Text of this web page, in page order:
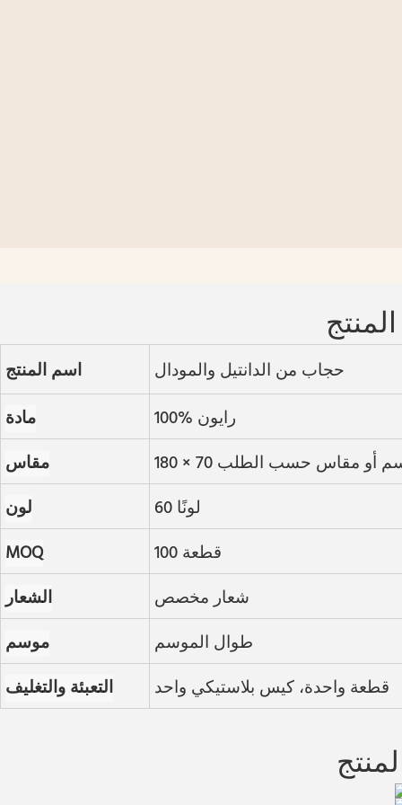
اسم المنتج
حجاب من الدانتيل والمودال
مادة
100% رايون
مقاس
× 70 سم أو مقاس حسب الطلب
لون
60 لونًا
MOQ
100 قطعة
الشعار
شعار مخصص
موسم
طوال الموسم
التعبئة والتغليف
قطعة واحدة، كيس بلاستيكي واحد